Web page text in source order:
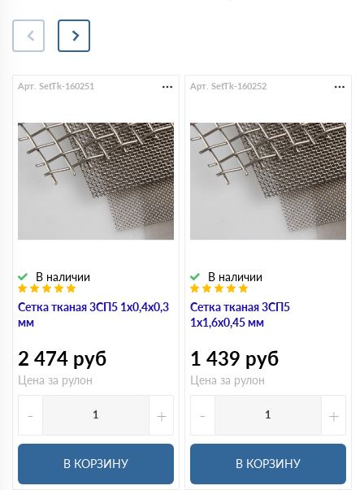
Сетка тканая 3СП5 1х0,4х0,3
мм
В наличии
Арт. SetTk-160251
2 474 руб
Цена за рулон
- +
В КОРЗИНУ
Сетка тканая 3СП5
1х1,6х0,45 мм
В наличии
Арт. SetTk-160252
1 439 руб
Цена за рулон
- +
В КОРЗИНУ